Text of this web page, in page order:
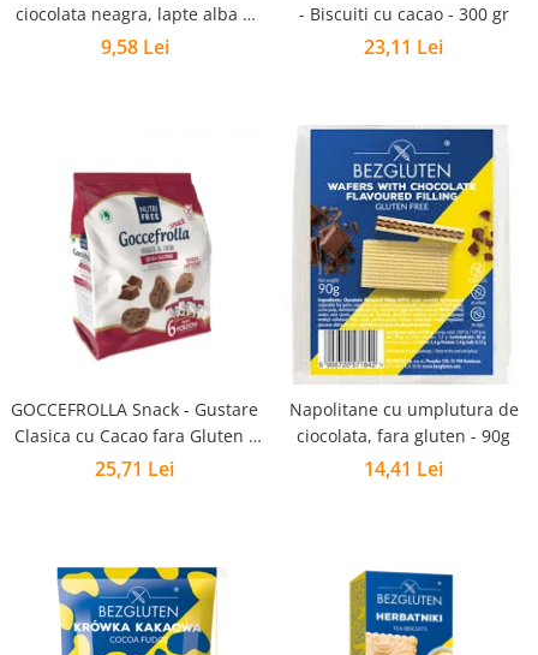
ciocolata neagra, lapte alba &
cafea - 80 g
9,58 Lei
- Biscuiti cu cacao - 300 gr
23,11 Lei
GOCCEFROLLA Snack - Gustare
Clasica cu Cacao fara Gluten -
240Gr
25,71 Lei
Napolitane cu umplutura de
ciocolata, fara gluten - 90g
14,41 Lei